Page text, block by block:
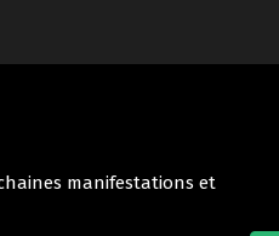
manifestations et